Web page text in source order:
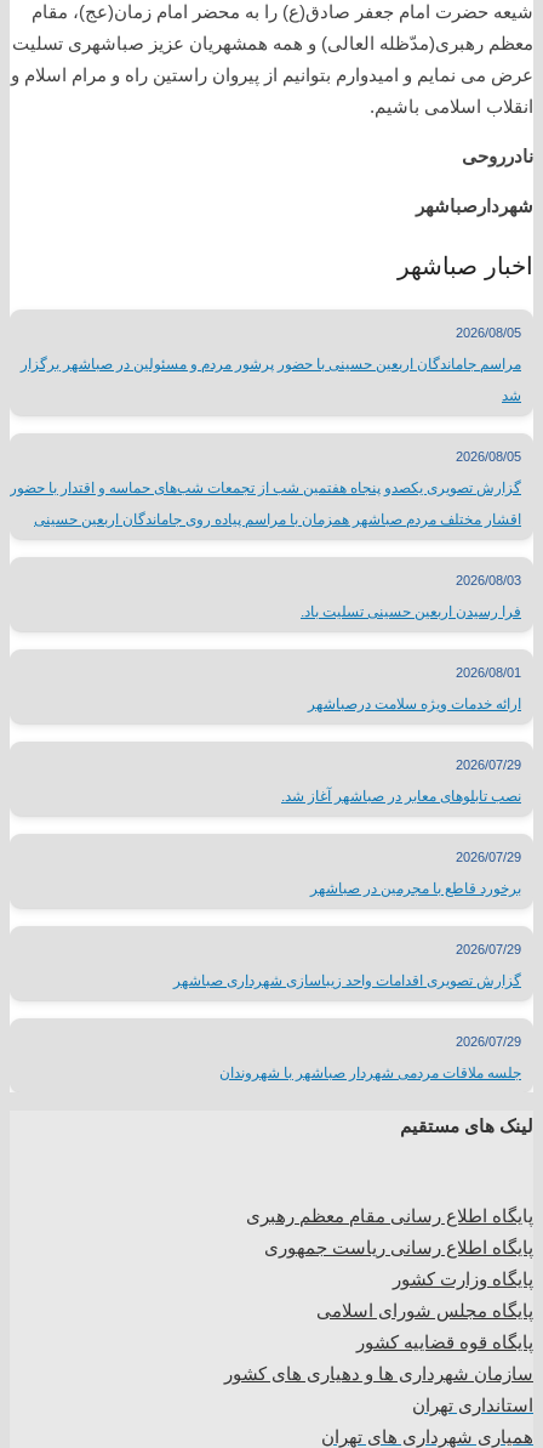
شیعه حضرت امام جعفر صادق(ع) را به محضر امام زمان(عج)، مقام
معظم رهبری(مدّظله العالی) و همه همشهریان عزیز صباشهری تسلیت
عرض می نمایم و امیدوارم بتوانیم از پیروان راستین راه و مرام اسلام و
انقلاب اسلامی باشیم.
نادرروحی
شهردارصباشهر
اخبار صباشهر
2026/08/05
مراسم جاماندگان اربعین حسینی با حضور پرشور مردم و مسئولین در صباشهر برگزار
شد
2026/08/05
گزارش تصویری یکصدو پنجاه هفتمین شب از تجمعات شب‌های حماسه و اقتدار با حضور
اقشار مختلف مردم صباشهر همزمان با مراسم پیاده روی جاماندگان اربعین حسینی
2026/08/03
فرا رسیدن اربعین حسینی تسلیت باد.
2026/08/01
ارائه خدمات ویژه سلامت درصباشهر
2026/07/29
نصب تابلوهای معابر در صباشهر آغاز شد.
2026/07/29
برخورد قاطع با مجرمین در صباشهر
2026/07/29
گزارش تصویری اقدامات واحد زیباسازی شهرداری صباشهر
2026/07/29
جلسه ملاقات مردمی شهردار صباشهر با شهروندان
لینک های مستقیم
پایگاه اطلاع رسانی مقام معظم رهبری
پایگاه اطلاع رسانی ریاست جمهوری
پایگاه وزارت کشور
پایگاه مجلس شورای اسلامی
پایگاه قوه قضاییه کشور
سازمان شهرداری ها و دهیاری های کشور
استانداری تهران
همیاری شهرداری های تهران